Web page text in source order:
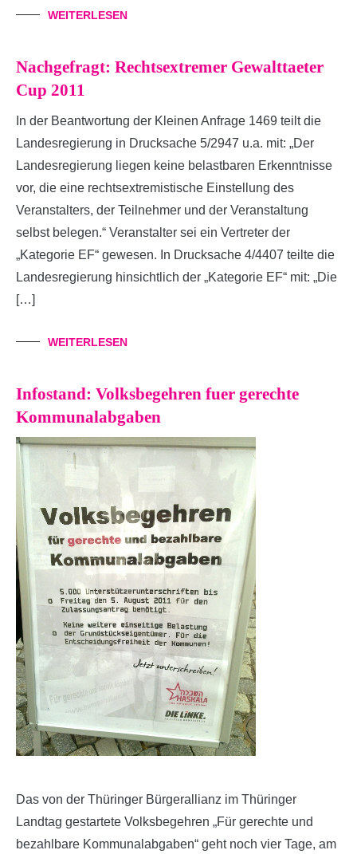
WEITERLESEN
Nachgefragt: Rechtsextremer Gewalttaeter
Cup 2011
In der Beantwortung der Kleinen Anfrage 1469 teilt die
Landesregierung in Drucksache 5/2947 u.a. mit: „Der
Landesregierung liegen keine belastbaren Erkenntnisse
vor, die eine rechtsextremistische Einstellung des
Veranstalters, der Teilnehmer und der Veranstaltung
selbst belegen.“ Veranstalter sei ein Vertreter der
„Kategorie EF“ gewesen. In Drucksache 4/4407 teilte die
Landesregierung hinsichtlich der „Kategorie EF“ mit: „Die
[…]
WEITERLESEN
Infostand: Volksbegehren fuer gerechte
Kommunalabgaben
Das von der Thüringer Bürgerallianz im Thüringer
Landtag gestartete Volksbegehren „Für gerechte und
bezahlbare Kommunalabgaben“ geht noch vier Tage, am